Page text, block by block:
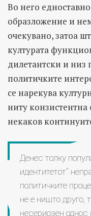
Во него
образложение и
очекувано, затоа
културата
дилетантски и низ
политичките
се нарекува
ниту конзистентна
некаков
Денес толку
идентитетот“
политичките
не е ништо друго,
несериозен однос